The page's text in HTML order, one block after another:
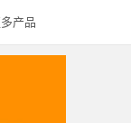
产品